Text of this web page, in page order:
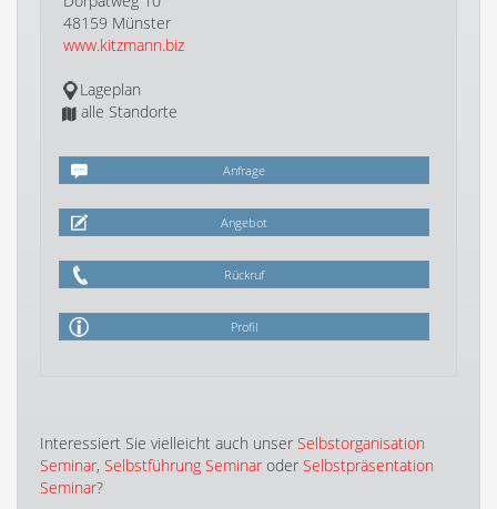
48159 Münster
www.kitzmann.biz
Lageplan
alle Standorte
Anfrage
Angebot
Rückruf
Profil
Interessiert Sie vielleicht auch unser Selbstorganisation
Seminar, Selbstführung Seminar oder Selbstpräsentation
Seminar?